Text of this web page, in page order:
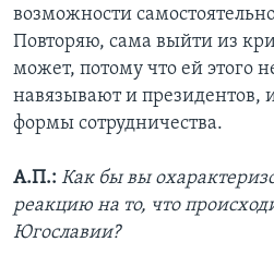
возможности
Повторяю, сама выйти из
может, потому что ей этого
навязывают и президентов,
формы сотрудничества.
А.П.: Как бы вы
реакцию на то, что
Югославии?